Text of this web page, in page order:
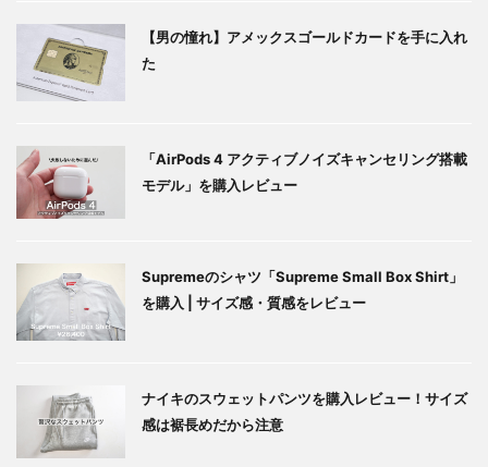
【男の憧れ】アメックスゴールドカードを手に入れ
た
「AirPods 4 アクティブノイズキャンセリング搭載
モデル」を購入レビュー
Supremeのシャツ「Supreme Small Box Shirt」
を購入 | サイズ感・質感をレビュー
ナイキのスウェットパンツを購入レビュー！サイズ
感は裾長めだから注意